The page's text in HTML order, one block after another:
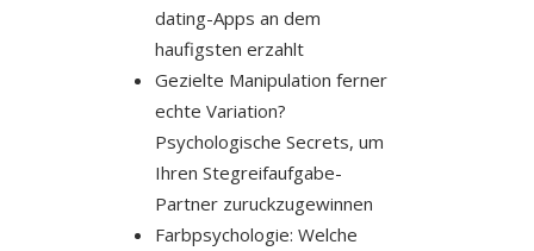
dating-Apps an dem
haufigsten erzahlt
Gezielte Manipulation ferner
echte Variation?
Psychologische Secrets, um
Ihren Stegreifaufgabe-
Partner zuruckzugewinnen
Farbpsychologie: Welche